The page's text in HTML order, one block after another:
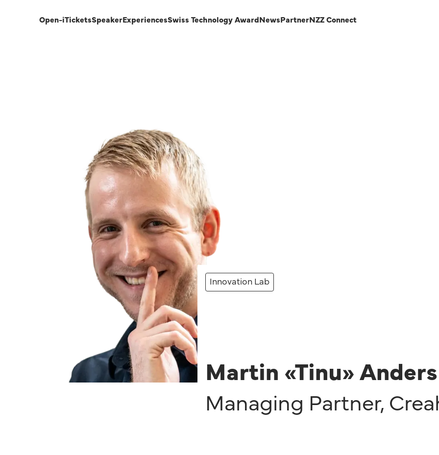
Open-iTicketsSpeakerExperiencesSwiss Technology Award News PartnerNZZ Connect
Innovation Lab
Martin «Tinu» Anders
Managing Partner,